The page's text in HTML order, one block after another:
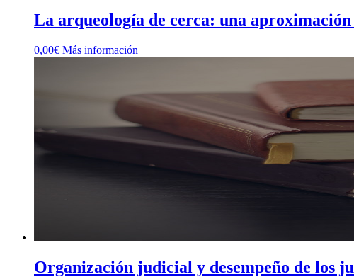
La arqueología de cerca: una
0,00€ Más información
Organización judicial y desempeño de los